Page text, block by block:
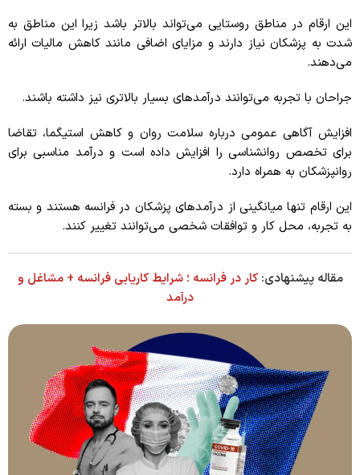
این ارقام در مناطق روستایی می‌تواند بالاتر باشد زیرا این مناطق به
شدت به پزشکان نیاز دارند و مزایای اضافی مانند کاهش مالیات ارائه
می‌دهند.
جراحان با تجربه می‌توانند درآمدهای بسیار بالاتری نیز داشته باشند.
افزایش آگاهی عمومی درباره سلامت روان و کاهش استیگما، تقاضا
برای تخصص روانشناسی را افزایش داده است و درآمد مناسبی برای
روانپزشکان به همراه دارد.
این ارقام تنها میانگینی از درآمدهای پزشکان در فرانسه هستند و بسته
به تجربه، محل کار و توافقات شخصی می‌توانند تغییر کنند.
مقاله پیشنهادی:کار در فرانسه ؛ شرایط کاریابی فرانسه + مشاغل و
درآمد